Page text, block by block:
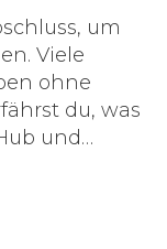
um
Viele
ohne
du, was
und